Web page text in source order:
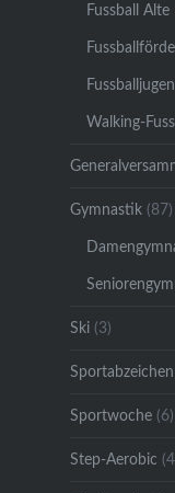
Fussball Alte
Walking-
Gymnastik(87)
Ski(3)
Sportabzeichen
Sportwoche(6)
Step-Aerobic